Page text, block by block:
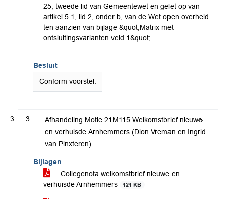
25, tweede lid van Gemeentewet en gelet op van
artikel 5.1, lid 2, onder b, van de Wet open overheid
ten aanzien van bijlage &quot;Matrix met
ontsluitingsvarianten veld 1&quot;.
Besluit
Conform voorstel.
3
Afhandeling Motie 21M115 Welkomstbrief nieuwe
en verhuisde Arnhemmers (Dion Vreman en Ingrid
van Pinxteren)
Bijlagen
Collegenota welkomstbrief nieuwe en
verhuisde Arnhemmers
121 KB